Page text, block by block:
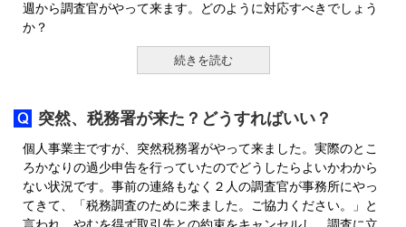
週から調査官がやって来ます。どのように対応すべきでしょう
か？
続きを読む
突然、税務署が来た？どうすればいい？
個人事業主ですが、突然税務署がやって来ました。実際のとこ
ろかなりの過少申告を行っていたのでどうしたらよいかわから
ない状況です。事前の連絡もなく２人の調査官が事務所にやっ
てきて、「税務調査のために来ました。ご協力ください。」と